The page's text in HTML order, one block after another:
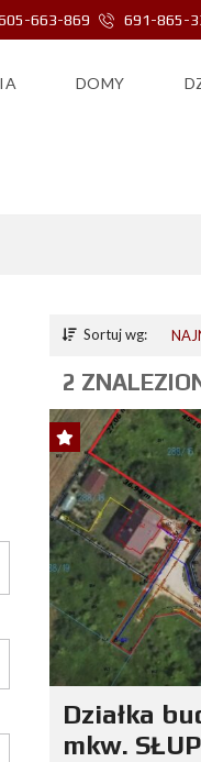
663-869 691-865-
DOMY
Sortuj wg:
2
Działka
mkw.